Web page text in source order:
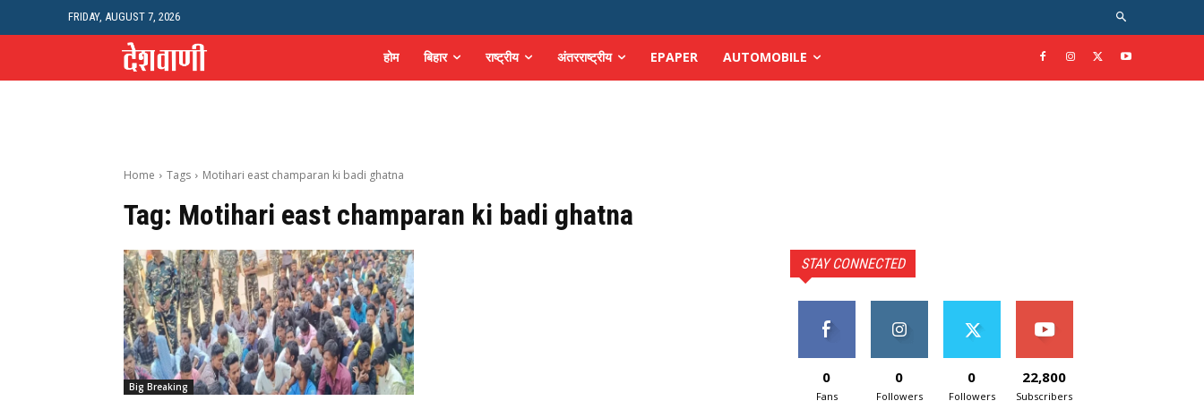
FRIDAY, AUGUST 7, 2026
होम बिहार राष्ट्रीय अंतरराष्ट्रीय EPAPER AUTOMOBILE
Home Tags Motihari east champaran ki badi ghatna
Tag: Motihari east champaran ki badi ghatna
Big Breaking
STAY CONNECTED
0
Fans
0
Followers
0
Followers
22,800
Subscribers